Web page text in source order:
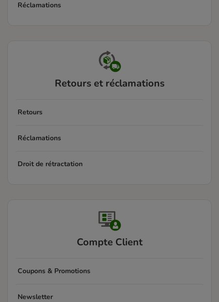
Réclamations
Retours et réclamations
Retours
Réclamations
Droit de rétractation
Compte Client
Coupons & Promotions
Newsletter